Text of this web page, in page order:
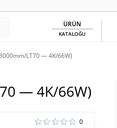
ÜRÜN
KATALOĞU
LT70 — 4K/66W)
— 4K/66W)
0